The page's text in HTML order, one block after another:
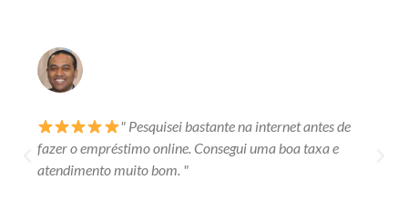
" Pesquisei bastante na internet antes de
fazer o empréstimo online. Consegui uma boa taxa e
atendimento muito bom. "